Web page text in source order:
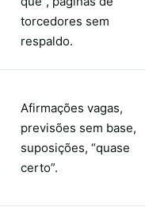
torcedores sem
respaldo.
Afirmações vagas,
previsões sem base,
suposições, “quase
certo”.